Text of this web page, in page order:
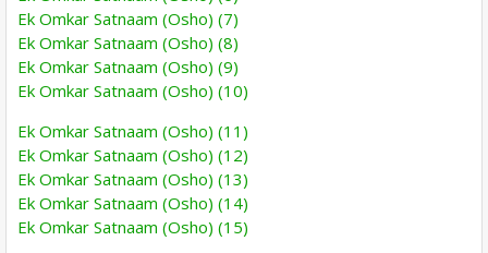
Ek Omkar Satnaam (Osho) (7)
Ek Omkar Satnaam (Osho) (8)
Ek Omkar Satnaam (Osho) (9)
Ek Omkar Satnaam (Osho) (10)
Ek Omkar Satnaam (Osho) (11)
Ek Omkar Satnaam (Osho) (12)
Ek Omkar Satnaam (Osho) (13)
Ek Omkar Satnaam (Osho) (14)
Ek Omkar Satnaam (Osho) (15)